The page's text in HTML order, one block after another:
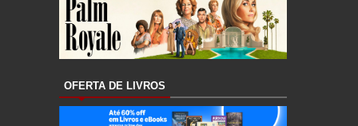
OFERTA DE LIVROS